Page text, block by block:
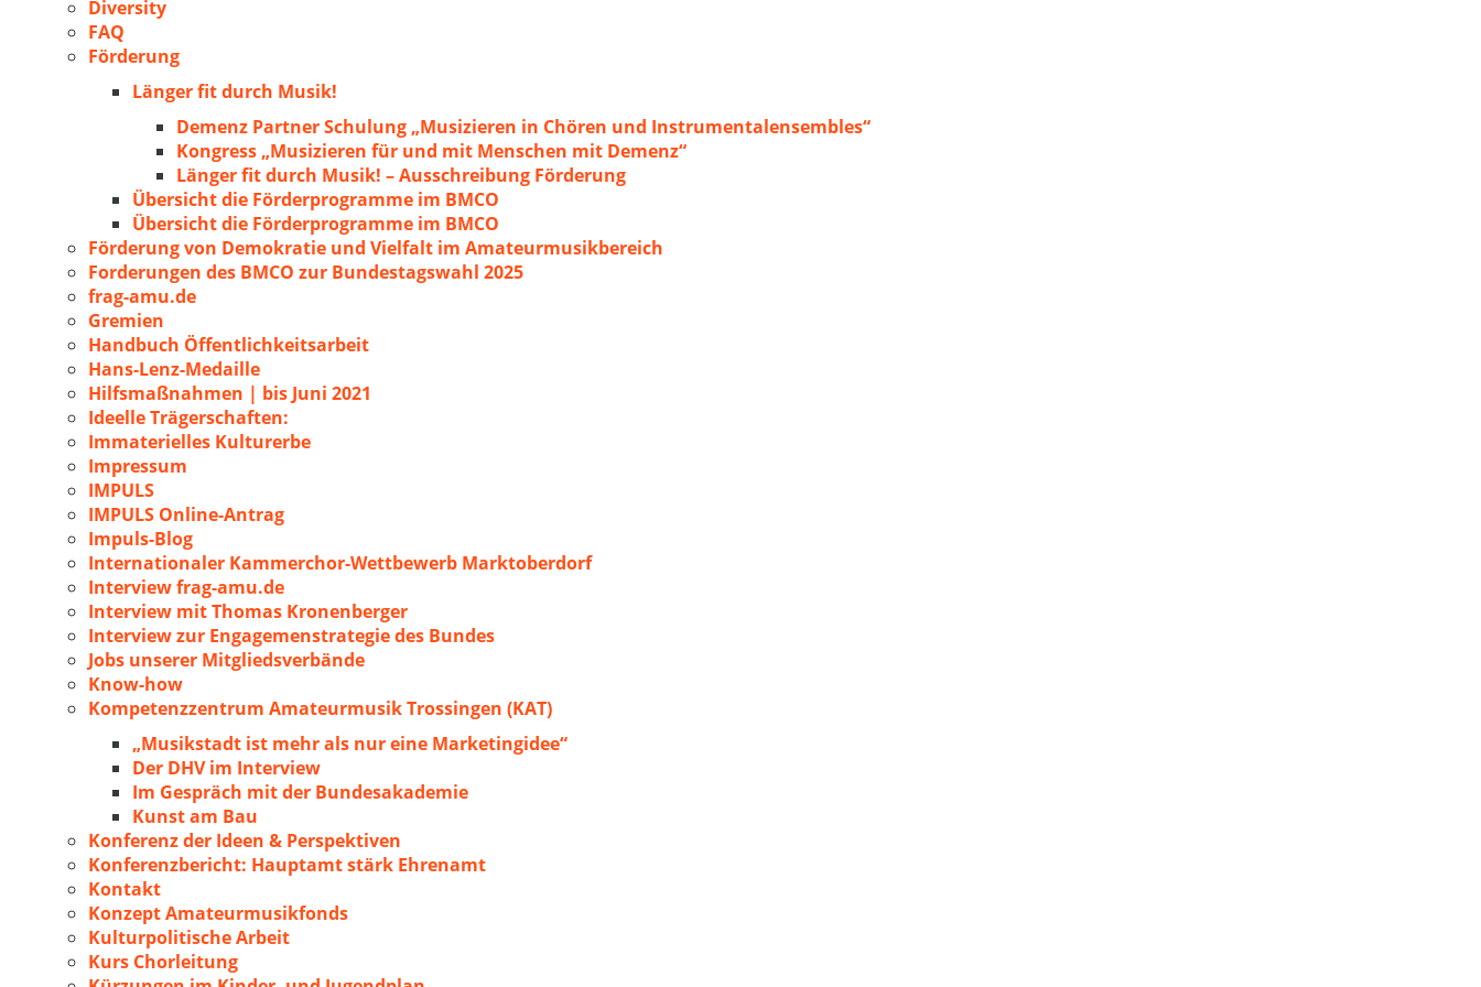
Diversity
FAQ
Förderung
Länger fit durch Musik!
Demenz Partner Schulung „Musizieren in Chören und Instrumentalensembles“
Kongress „Musizieren für und mit Menschen mit Demenz“
Länger fit durch Musik! – Ausschreibung Förderung
Übersicht die Förderprogramme im BMCO
Übersicht die Förderprogramme im BMCO
Förderung von Demokratie und Vielfalt im Amateurmusikbereich
Forderungen des BMCO zur Bundestagswahl 2025
frag-amu.de
Gremien
Handbuch Öffentlichkeitsarbeit
Hans-Lenz-Medaille
Hilfsmaßnahmen | bis Juni 2021
Ideelle Trägerschaften:
Immaterielles Kulturerbe
Impressum
IMPULS
IMPULS Online-Antrag
Impuls-Blog
Internationaler Kammerchor-Wettbewerb Marktoberdorf
Interview frag-amu.de
Interview mit Thomas Kronenberger
Interview zur Engagemenstrategie des Bundes
Jobs unserer Mitgliedsverbände
Know-how
Kompetenzzentrum Amateurmusik Trossingen (KAT)
„Musikstadt ist mehr als nur eine Marketingidee“
Der DHV im Interview
Im Gespräch mit der Bundesakademie
Kunst am Bau
Konferenz der Ideen & Perspektiven
Konferenzbericht: Hauptamt stärk Ehrenamt
Kontakt
Konzept Amateurmusikfonds
Kulturpolitische Arbeit
Kurs Chorleitung